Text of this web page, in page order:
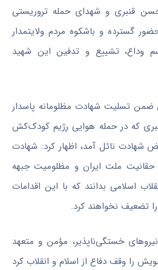
قنبری و شهدای حمله تروریستی
گسترده و باشکوه مردم ولایتمدار
وداع، تشییع و تدفین این شهید
ضمن تسلیت شهادت مظلومانه پاسدار
که در حمله هوایی رژیم کودک‌کش
شهادت نائل آمد، اظهار کرد: شهادت
حقانیت ملت ایران و مظلومیت جبهه
اسلامی بدانند که با این اقدامات
را تضعیف نخواهند کرد.
خستگی‌ناپذیر، مؤمن و متعهد
را وقف دفاع از اسلام و انقلاب کرد